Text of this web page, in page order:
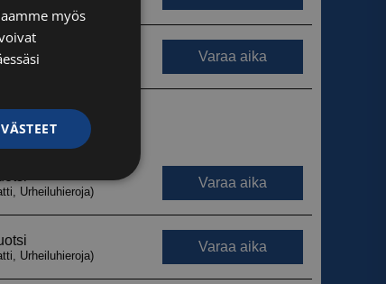
FINNISH
myös